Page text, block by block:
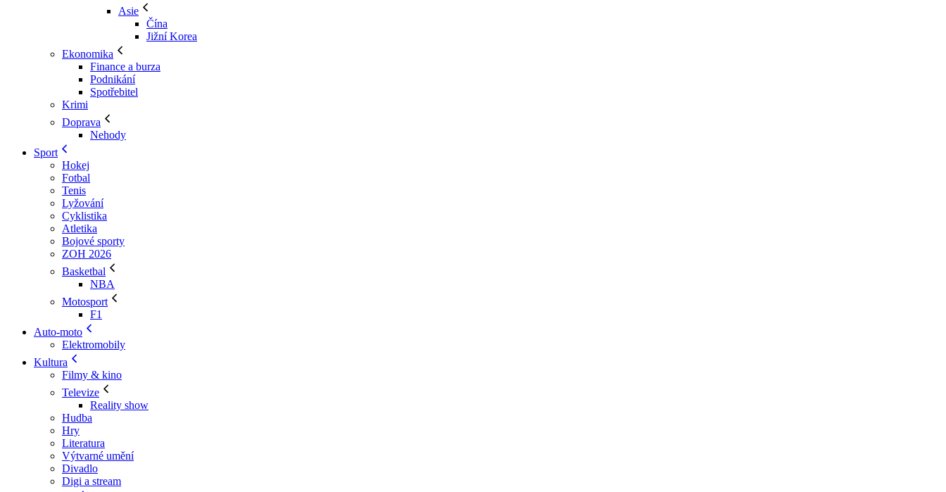
Asie
Čína
Jižní Korea
Ekonomika
Finance a burza
Podnikání
Spotřebitel
Krimi
Doprava
Nehody
Sport
Hokej
Fotbal
Tenis
Lyžování
Cyklistika
Atletika
Bojové sporty
ZOH 2026
Basketbal
NBA
Motosport
F1
Auto-moto
Elektromobily
Kultura
Filmy & kino
Televize
Reality show
Hudba
Hry
Literatura
Výtvarné umění
Divadlo
Digi a stream